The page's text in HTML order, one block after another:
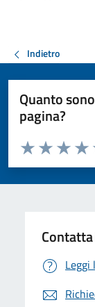
Indietro
Quanto
pagina?
Valuta da 1 a 5
Valuta
Valuta 2
Valuta 1 stelle
Leggi